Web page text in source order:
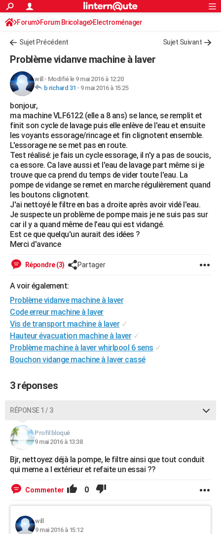
ACTUALITÉS
Politique
Société
Faits Divers
Education
Monde
Villes
+
FINANCE
Retraite
Impôts
Epargne
Immobilier
Risques naturels par ville
Banque
Assurance
Crédit
AUTO
Essais
Réserver un essai
Citadines
Berlines
SUV
Forum auto
+HIGH-TECH
Mobiles
Meilleur smartphone
Internet
Ordinateurs
Jeux vidéo
Guide high-tech
+BRICOLAGE
Forum
Aménagement intérieur
Extérieur
Cuisine
Salle de bains
Jardinage
Rangement
WEEK-END
Guides de France
Escapades
Patrimoine
Expositions
Musées
Week-end nature
+LIFESTYLE
Art de vivre
Bien-être
Loisirs
ModeModes de vie
SANTE
Alimentation
Guide de la santé
Maladies
Médicaments
Sommeil
VOYAGE
Destinations
City break
Voyage nature
Voyage de noces
Forum
Climat
+PHOTO
Carte de Noël
Carte Bonne année
Carte Saint-Valentin
Carte Pâques
Carte d'anniversaire
DICTIONNAIRE
Dictionnaire
Biographies
Citations
Expressions
Proverbes
PROGRAMME TV
COPAINS D'AVANT
Bricolage
Lifestyle
Culture
Sport
Auto
Television
Voyage
Cinema
S'inscrire
Connexion
Forum Forum Bricolage Electroménager
Sujet Précédent Sujet Suivant
Problème vidanve machine à laver
will - Modifié le 9 mai 2016 à 12:20
b richard 31 - 9 mai 2016 à 15:25
bonjour,
ma machine VLF6122 (elle a 8 ans) se lance, se remplit et
finit son cycle de lavage puis elle enlève de l'eau et ensuite
les voyants essorage/rincage et fin clignotent ensemble.
L'essorage ne se met pas en route.
Test réalisé: je fais un cycle essorage, il n'y a pas de soucis,
ca essore. Ca lave aussi et l'eau de lavage part même si je
trouve que ca prend du temps de vider toute l'eau. La
pompe de vidange se remet en marche régulièrement quand
les boutons clignotent.
J'ai nettoyé le filtre en bas a droite après avoir vidé l'eau.
Je suspecte un problème de pompe mais je ne suis pas sur
car il y a quand même de l'eau qui est vidangé.
Est ce que quelqu'un aurait des idées ?
Merci d'avance
Répondre (3) Partager
A voir également:
Problème vidanve machine à laver
Code erreur machine à laver
Vis de transport machine à laver ✓
Hauteur évacuation machine à laver ✓
Problème machine à laver whirlpool 6 sens ✓
Bouchon vidange machine à laver cassé
3 réponses
RÉPONSE 1 / 3
Profil bloqué
9 mai 2016 à 13:38
Bjr, nettoyez déjà la pompe, le filtre ainsi que tout conduit
qui meme a l extérieur et refaite un essai ??
Commenter 0
will
9 mai 2016 à 15:12